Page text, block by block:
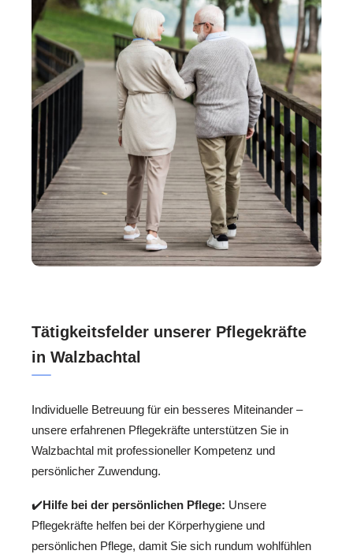
Tätigkeitsfelder unserer Pflegekräfte
in Walzbachtal
Individuelle Betreuung für ein besseres Miteinander –
unsere erfahrenen Pflegekräfte unterstützen Sie in
Walzbachtal mit professioneller Kompetenz und
persönlicher Zuwendung.
✔️Hilfe bei der persönlichen Pflege: Unsere
Pflegekräfte helfen bei der Körperhygiene und
persönlichen Pflege, damit Sie sich rundum wohlfühlen